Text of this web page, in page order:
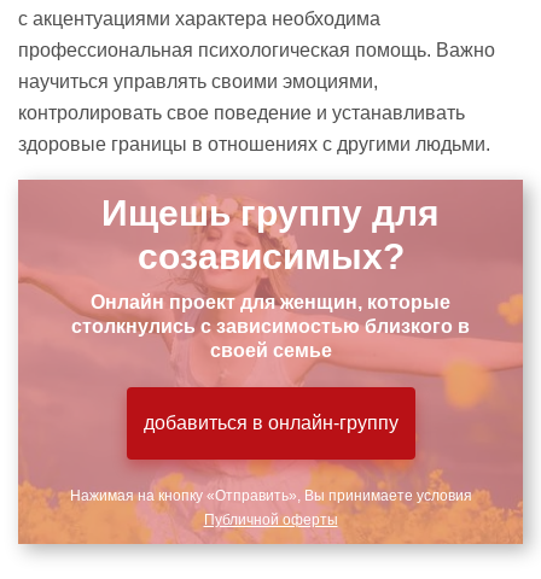
с акцентуациями характера необходима
профессиональная психологическая помощь. Важно
научиться управлять своими эмоциями,
контролировать свое поведение и устанавливать
здоровые границы в отношениях с другими людьми.
Ищешь группу для
созависимых?
Онлайн проект для женщин, которые
столкнулись с зависимостью близкого в
своей семье
добавиться в онлайн-группу
Нажимая на кнопку «Отправить», Вы принимаете условия
Публичной оферты